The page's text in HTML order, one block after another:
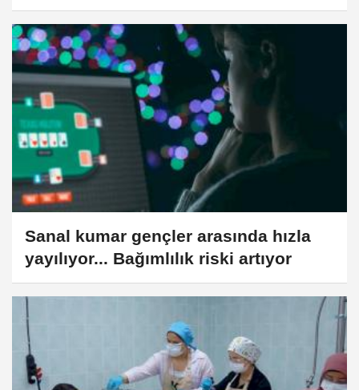
Sanal kumar gençler arasında hızla
yayılıyor... Bağımlılık riski artıyor